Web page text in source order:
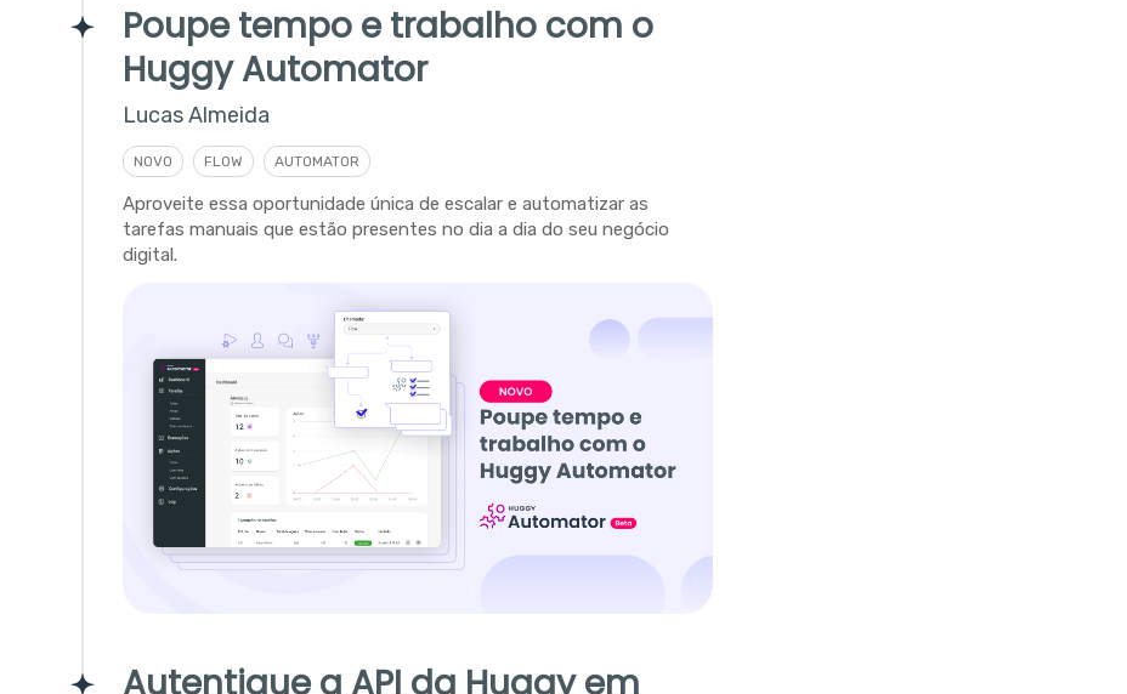
Poupe tempo e trabalho com o
Huggy Automator
Lucas Almeida
NOVO FLOW AUTOMATOR
Aproveite essa oportunidade única de escalar e automatizar as
tarefas manuais que estão presentes no dia a dia do seu negócio
digital.
Autentique a API da Huggy em